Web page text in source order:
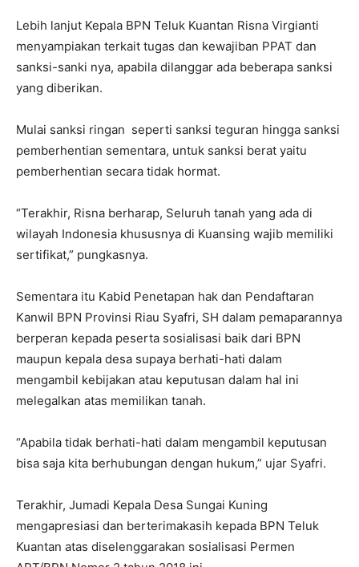
Lebih lanjut Kepala BPN Teluk Kuantan Risna Virgianti
menyampiakan terkait tugas dan kewajiban PPAT dan
sanksi-sanki nya, apabila dilanggar ada beberapa sanksi
yang diberikan.
Mulai sanksi ringan seperti sanksi teguran hingga sanksi
pemberhentian sementara, untuk sanksi berat yaitu
pemberhentian secara tidak hormat.
“Terakhir, Risna berharap, Seluruh tanah yang ada di
wilayah Indonesia khususnya di Kuansing wajib memiliki
sertifikat,” pungkasnya.
Sementara itu Kabid Penetapan hak dan Pendaftaran
Kanwil BPN Provinsi Riau Syafri, SH dalam pemaparannya
berperan kepada peserta sosialisasi baik dari BPN
maupun kepala desa supaya berhati-hati dalam
mengambil kebijakan atau keputusan dalam hal ini
melegalkan atas memilikan tanah.
“Apabila tidak berhati-hati dalam mengambil keputusan
bisa saja kita berhubungan dengan hukum,” ujar Syafri.
Terakhir, Jumadi Kepala Desa Sungai Kuning
mengapresiasi dan berterimakasih kepada BPN Teluk
Kuantan atas diselenggarakan sosialisasi Permen